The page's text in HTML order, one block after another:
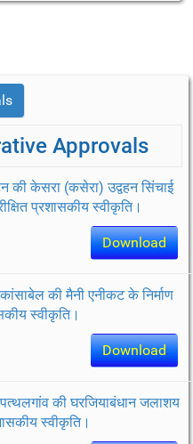
Approvals
की केसरा (कसेरा) उद्वहन सिंचाई
प्रशासकीय स्वीकृति।
Download
की मैनी एनीकट के निर्माण
स्वीकृति।
Download
की घरजियाबंधान जलाशय
स्वीकृति।